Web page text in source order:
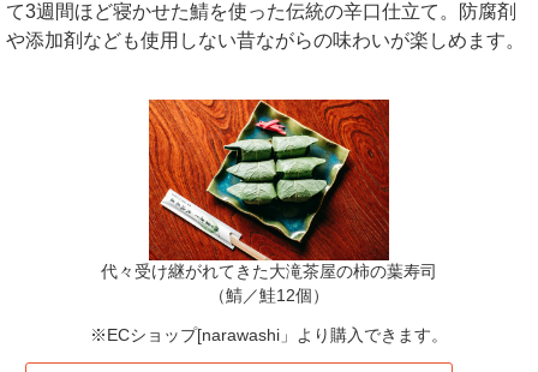
て3週間ほど寝かせた鯖を使った伝統の辛口仕立て。防腐剤
や添加剤なども使用しない昔ながらの味わいが楽しめます。
代々受け継がれてきた大滝茶屋の柿の葉寿司
（鯖／鮭12個）
※ECショップ[narawashi」より購入できます。